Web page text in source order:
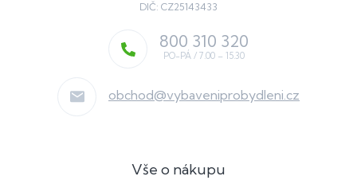
DIČ: CZ25143433
obchod@vybaveniprobydleni.cz
800 310 320
Vše o nákupu